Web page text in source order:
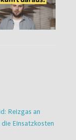
Reizgas an
Einsatzkosten